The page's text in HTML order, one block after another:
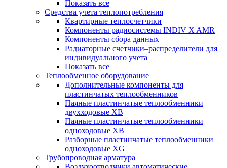
Показать все
Средства учета теплопотребления
Квартирные теплосчетчики
Компоненты радиосистемы INDIV X AMR
Компоненты сбора данных
Радиаторные счетчики–распределители для
индивидуального учета
Показать все
Теплообменное оборудование
Дополнительные компоненты для
пластинчатых теплообменников
Паяные пластинчатые теплообменники
двухходовые XB
Паяные пластинчатые теплообменники
одноходовые ХВ
Разборные пластинчатые теплообменники
одноходовые ХG
Трубопроводная арматура